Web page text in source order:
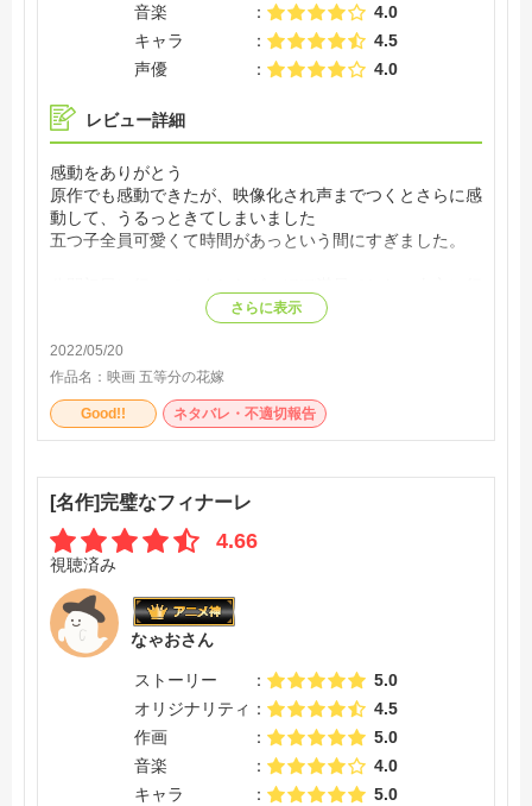
音楽
4.0
キャラ
4.5
声優
4.0
レビュー詳細
感動をありがとう
原作でも感動できたが、映像化され声までつくとさらに感
動して、うるっときてしまいました
五つ子全員可愛くて時間があっという間にすぎました。
ったのですが、自分の見た枠の次の枠には既に入場者特典
がなくなってました。
もしこれから行かれる方は一応気をつけた方がいいかもし
れないです。
さらに表示
2022/05/20
作品名： 映画 五等分の花嫁
Good!! ネタバレ・不適切報告
[名作]完璧なフィナーレ
4.66
視聴済み
なゃおさん
ストーリー
5.0
オリジナリティ
4.5
作画
5.0
音楽
4.0
キャラ
5.0